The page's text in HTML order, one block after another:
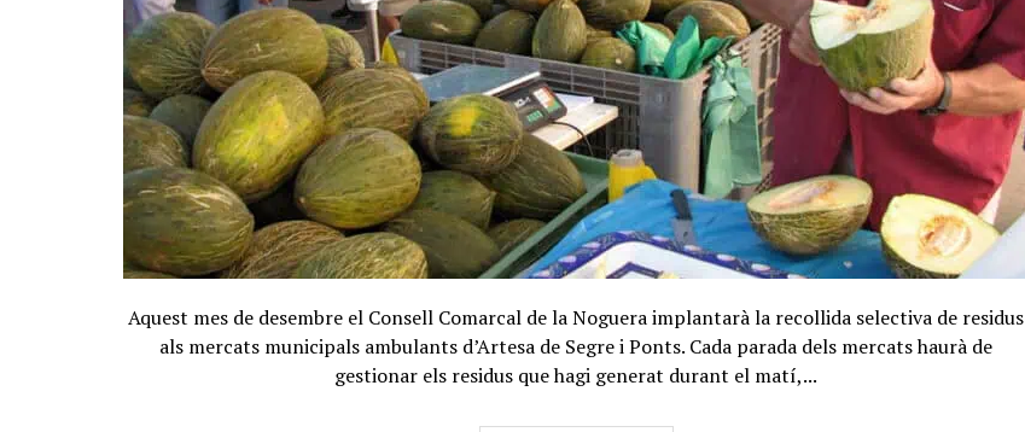
Aquest mes de desembre el Consell Comarcal de la Noguera implantarà la recollida selectiva de residus
als mercats municipals ambulants d’Artesa de Segre i Ponts. Cada parada dels mercats haurà de
gestionar els residus que hagi generat durant el matí,...